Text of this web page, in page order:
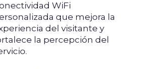
WiFi
que mejora la
del visitante y
la percepción del